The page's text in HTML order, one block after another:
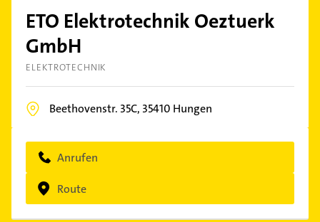
ETO Elektrotechnik Oeztuerk
GmbH
ELEKTROTECHNIK
Beethovenstr. 35C, 35410 Hungen
Anrufen
Route